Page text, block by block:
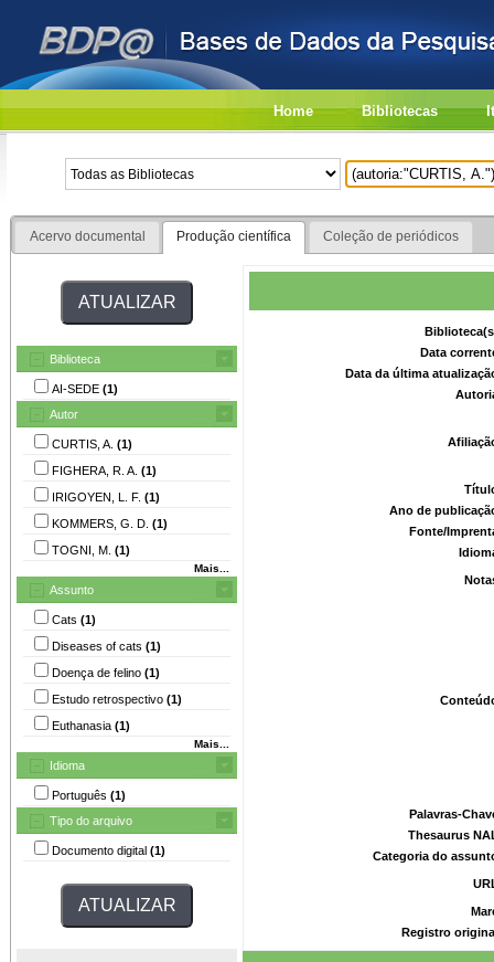
Home Bibliotecas
Acervo documental Produção científica Coleção de periódicos
Biblioteca
AI-SEDE (1)
Autor
CURTIS, A. (1)
FIGHERA, R. A. (1)
IRIGOYEN, L. F. (1)
KOMMERS, G. D. (1)
TOGNI, M. (1)
Mais...
Assunto
Cats (1)
Diseases of cats (1)
Doença de felino (1)
Estudo retrospectivo (1)
Euthanasia (1)
Mais...
Idioma
Português (1)
Tipo do arquivo
Documento digital (1)
Data
Data da última
Ano de
Fonte/
Palavras-
Thesaurus
Categoria do
Registro